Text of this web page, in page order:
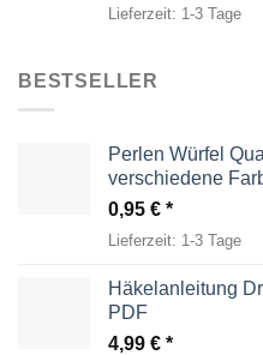
Lieferzeit: 1-3 Tage
BESTSELLER
Perlen Würfel
verschiedene
0,95 €
Lieferzeit: 1-3 Tage
Häkelanleitung
PDF
4,99 €